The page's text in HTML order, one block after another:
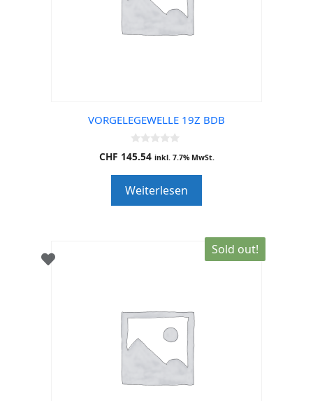
VORGELEGEWELLE 19Z BDB
0
o
o
f
5
CHF 145.54 inkl. 7.7% MwSt.
Weiterlesen
Sold out!